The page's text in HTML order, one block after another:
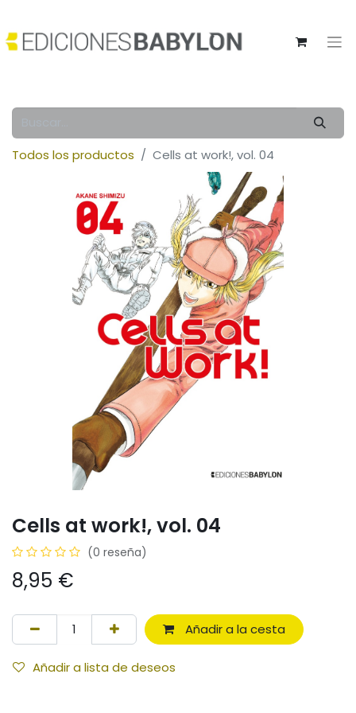
Todos los productos Cells at work!, vol. 04
Cells at work!, vol. 04
(0 reseña)
8,95 €
Añadir a la cesta
Añadir a lista de deseos